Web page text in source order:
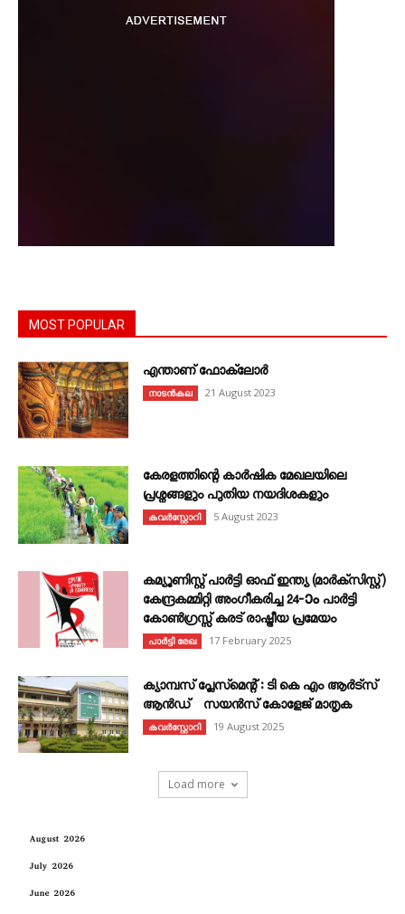
MOST POPULAR
എന്താണ്‌ ഫോക്‌ലോർ
നാടൻകല 21 August 2023
കേരളത്തിന്റെ കാർഷിക മേഖലയിലെ
പ്രശ്നങ്ങളും പുതിയ നയദിശകളും
കവര്‍സ്റ്റോറി 5 August 2023
കമ്യൂണിസ്റ്റ് പാർട്ടി ഓഫ് ഇന്ത്യ (മാർക്സിസ്റ്റ്)
കേന്ദ്രകമ്മിറ്റി അംഗീകരിച്ച 24‐ാം പാർട്ടി
കോൺഗ്രസ്സ് കരട് രാഷ്ട്രീയ പ്രമേയം
പാർട്ടി രേഖ 17 February 2025
ക്യാമ്പസ് പ്ലേസ്മെന്റ് : ടി കെ എം ആർട്സ്
ആൻഡ് സയൻസ് കോളേജ് മാതൃക
കവര്‍സ്റ്റോറി 19 August 2025
Load more
August 2026
July 2026
June 2026